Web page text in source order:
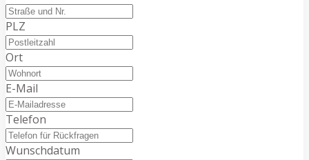
PLZ
Ort
E-Mail
Telefon
Wunschdatum